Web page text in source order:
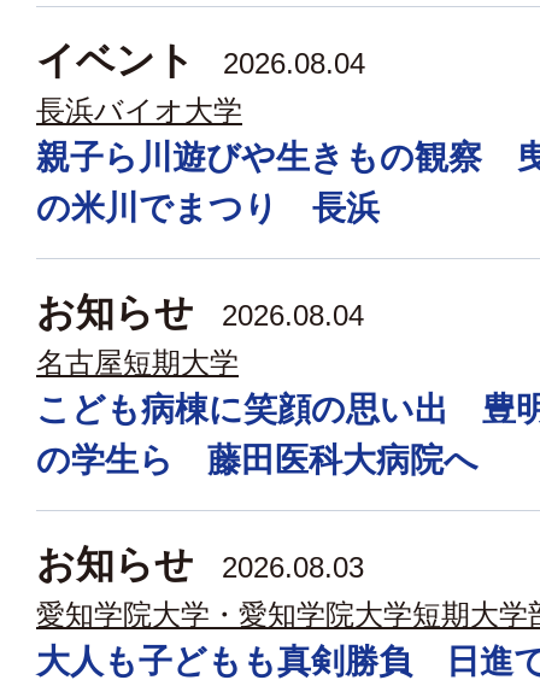
イベント
2026.08.04
長浜バイオ大学
親子ら川遊びや生きもの観察
の米川でまつり 長浜
お知らせ
2026.08.04
名古屋短期大学
こども病棟に笑顔の思い出 豊
の学生ら 藤田医科大病院へ
お知らせ
2026.08.03
愛知学院大学・愛知学院大学短期大学
大人も子どもも真剣勝負 日進